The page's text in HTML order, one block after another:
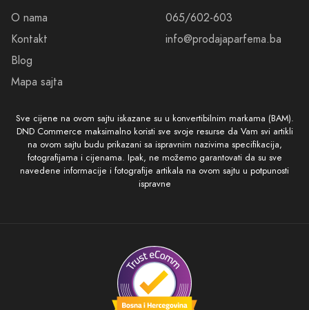
O nama
Kontakt
Blog
Mapa sajta
065/602-603
info@prodajaparfema.ba
Sve cijene na ovom sajtu iskazane su u konvertibilnim markama (BAM).
DND Commerce maksimalno koristi sve svoje resurse da Vam svi artikli
na ovom sajtu budu prikazani sa ispravnim nazivima specifikacija,
fotografijama i cijenama. Ipak, ne možemo garantovati da su sve
navedene informacije i fotografije artikala na ovom sajtu u potpunosti
ispravne